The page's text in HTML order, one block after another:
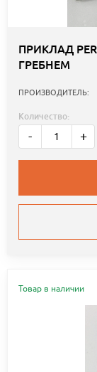
ПРИКЛАД
ГРЕБНЕМ
ПРОИЗВОДИТЕЛЬ:
Количество:
- +
Товар в наличии